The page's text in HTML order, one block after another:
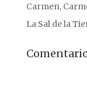
Carmen,
La Sal de la